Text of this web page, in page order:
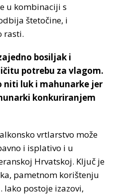
u kombinaciji s
štetočine, i
rasti.
bosiljak i
potrebu za vlagom.
niti luk i mahunarke jer
konkuriranjem
vrtlarstvo može
i isplativo i u
Hrvatskoj. Ključ je
pametnom korištenju
postoje izazovi,